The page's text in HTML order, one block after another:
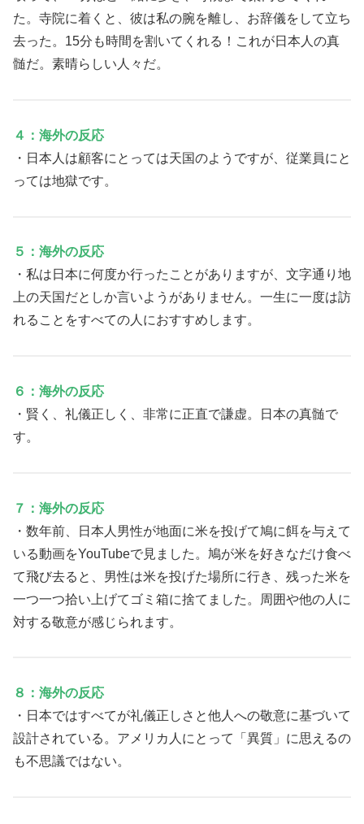
た。寺院に着くと、彼は私の腕を離し、お辞儀をして立ち
去った。15分も時間を割いてくれる！これが日本人の真
髄だ。素晴らしい人々だ。
４：海外の反応
・日本人は顧客にとっては天国のようですが、従業員にと
っては地獄です。
５：海外の反応
・私は日本に何度か行ったことがありますが、文字通り地
上の天国だとしか言いようがありません。一生に一度は訪
れることをすべての人におすすめします。
６：海外の反応
・賢く、礼儀正しく、非常に正直で謙虚。日本の真髄で
す。
７：海外の反応
・数年前、日本人男性が地面に米を投げて鳩に餌を与えて
いる動画をYouTubeで見ました。鳩が米を好きなだけ食べ
て飛び去ると、男性は米を投げた場所に行き、残った米を
一つ一つ拾い上げてゴミ箱に捨てました。周囲や他の人に
対する敬意が感じられます。
８：海外の反応
・日本ではすべてが礼儀正しさと他人への敬意に基づいて
設計されている。アメリカ人にとって「異質」に思えるの
も不思議ではない。